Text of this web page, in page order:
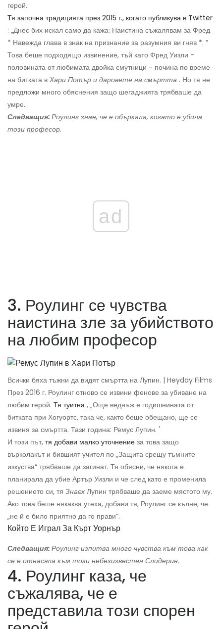
герой.
Тя започна традицията през 2015 г., когато публикува в Twitter
: „Днес бих искал само да кажа: Наистина съжалявам за Фред.
* Навежда глава в знак на признание за разумния ви гняв *. ”
Това беше подходящо извинение, тъй като Фред Уизли -
половината от любимата двойка смутници - почина по време
на битката в Хари Потър и даровете на смъртта . Но тя не
предложи много обяснения защо шегаджията трябваше да
умре.
Следващия: Роулинг знае, че е объркала, когато е убила
този професор.
ad
3. Роулинг се чувства
наистина зле за убийството
на любим професор
Всички бяха тъжни да видят смъртта на Лупин. | Heyday Films
През 2016 г. Роулинг отново се извини фенове за убиване на
любим герой. Тя туитна , „Още веднъж е годишнината от
битката при Хогуортс, така че, както беше обещано, ще се
извиня за смъртта. Тази година: Ремус Лупин. '
И този път, тя добави малко уточнение за това защо
върколакът и бившият учител по „Защита срещу тъмните
изкуства“ трябваше да загинат. Тя обясни, че някога е
планирала да убие Артър Уизли и че след като е променила
решението си, тя Знаех Лупин трябваше да заеме мястото му.
Ако това беше някаква утеха, добави тя, Роулинг се кълне, че
„не й е било приятно да го прави“.
Който Е Играл За Кърт Уорнър
Следващия: Роулинг изпитва много чувства към това как
се е отнасяла към този небезизвестен Слидерин.
4. Роулинг каза, че
съжалява, че е
представила този спорен